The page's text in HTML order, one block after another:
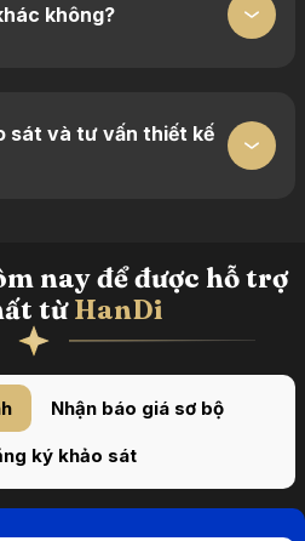
không?
sát và tư vấn thiết kế
nay để được hỗ trợ
từHanDi
Nhận báo giá sơ bộ
ký khảo sát